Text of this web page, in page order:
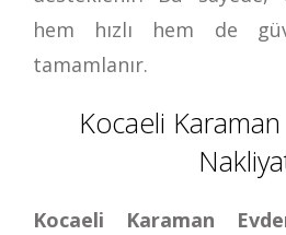
hem hızlı hem de
tamamlanır.
Kocaeli
Kocaeli Karaman